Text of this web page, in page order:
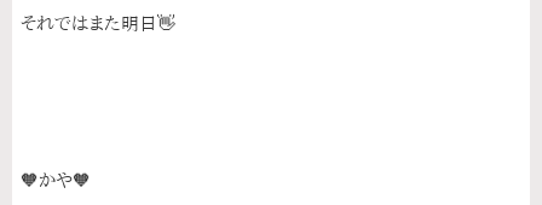
それではまた明日👋
🧡かや🧡